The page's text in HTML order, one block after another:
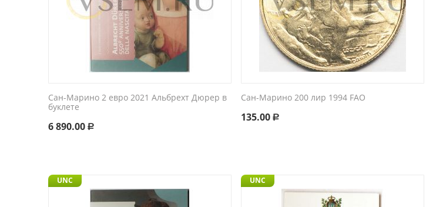
Сан-Марино 2 евро 2021 Альбрехт Дюрер в
буклете
6 890.00 Р
Сан-Марино 200 лир 1994 FAO
135.00 Р
UNC UNC